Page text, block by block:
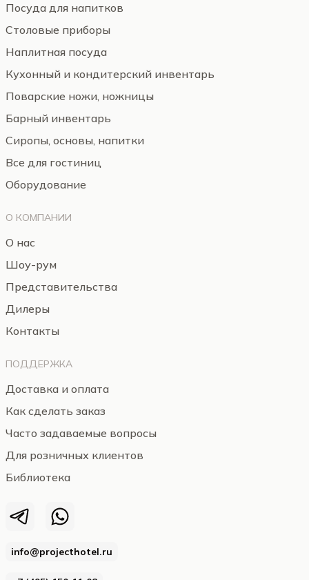
info@projecthotel.ru
Посуда для напитков
Столовые приборы
Наплитная посуда
Кухонный и кондитерский инвентарь
Поварские ножи, ножницы
Барный инвентарь
Сиропы, основы, напитки
Все для гостиниц
Оборудование
О КОМПАНИИ
О нас
Шоу-рум
Представительства
Дилеры
Контакты
ПОДДЕРЖКА
Доставка и оплата
Как сделать заказ
Часто задаваемые вопросы
Для розничных клиентов
Библиотека